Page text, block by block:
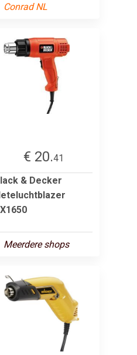
Conrad NL
€ 20.41
& Decker
Meerdere shops